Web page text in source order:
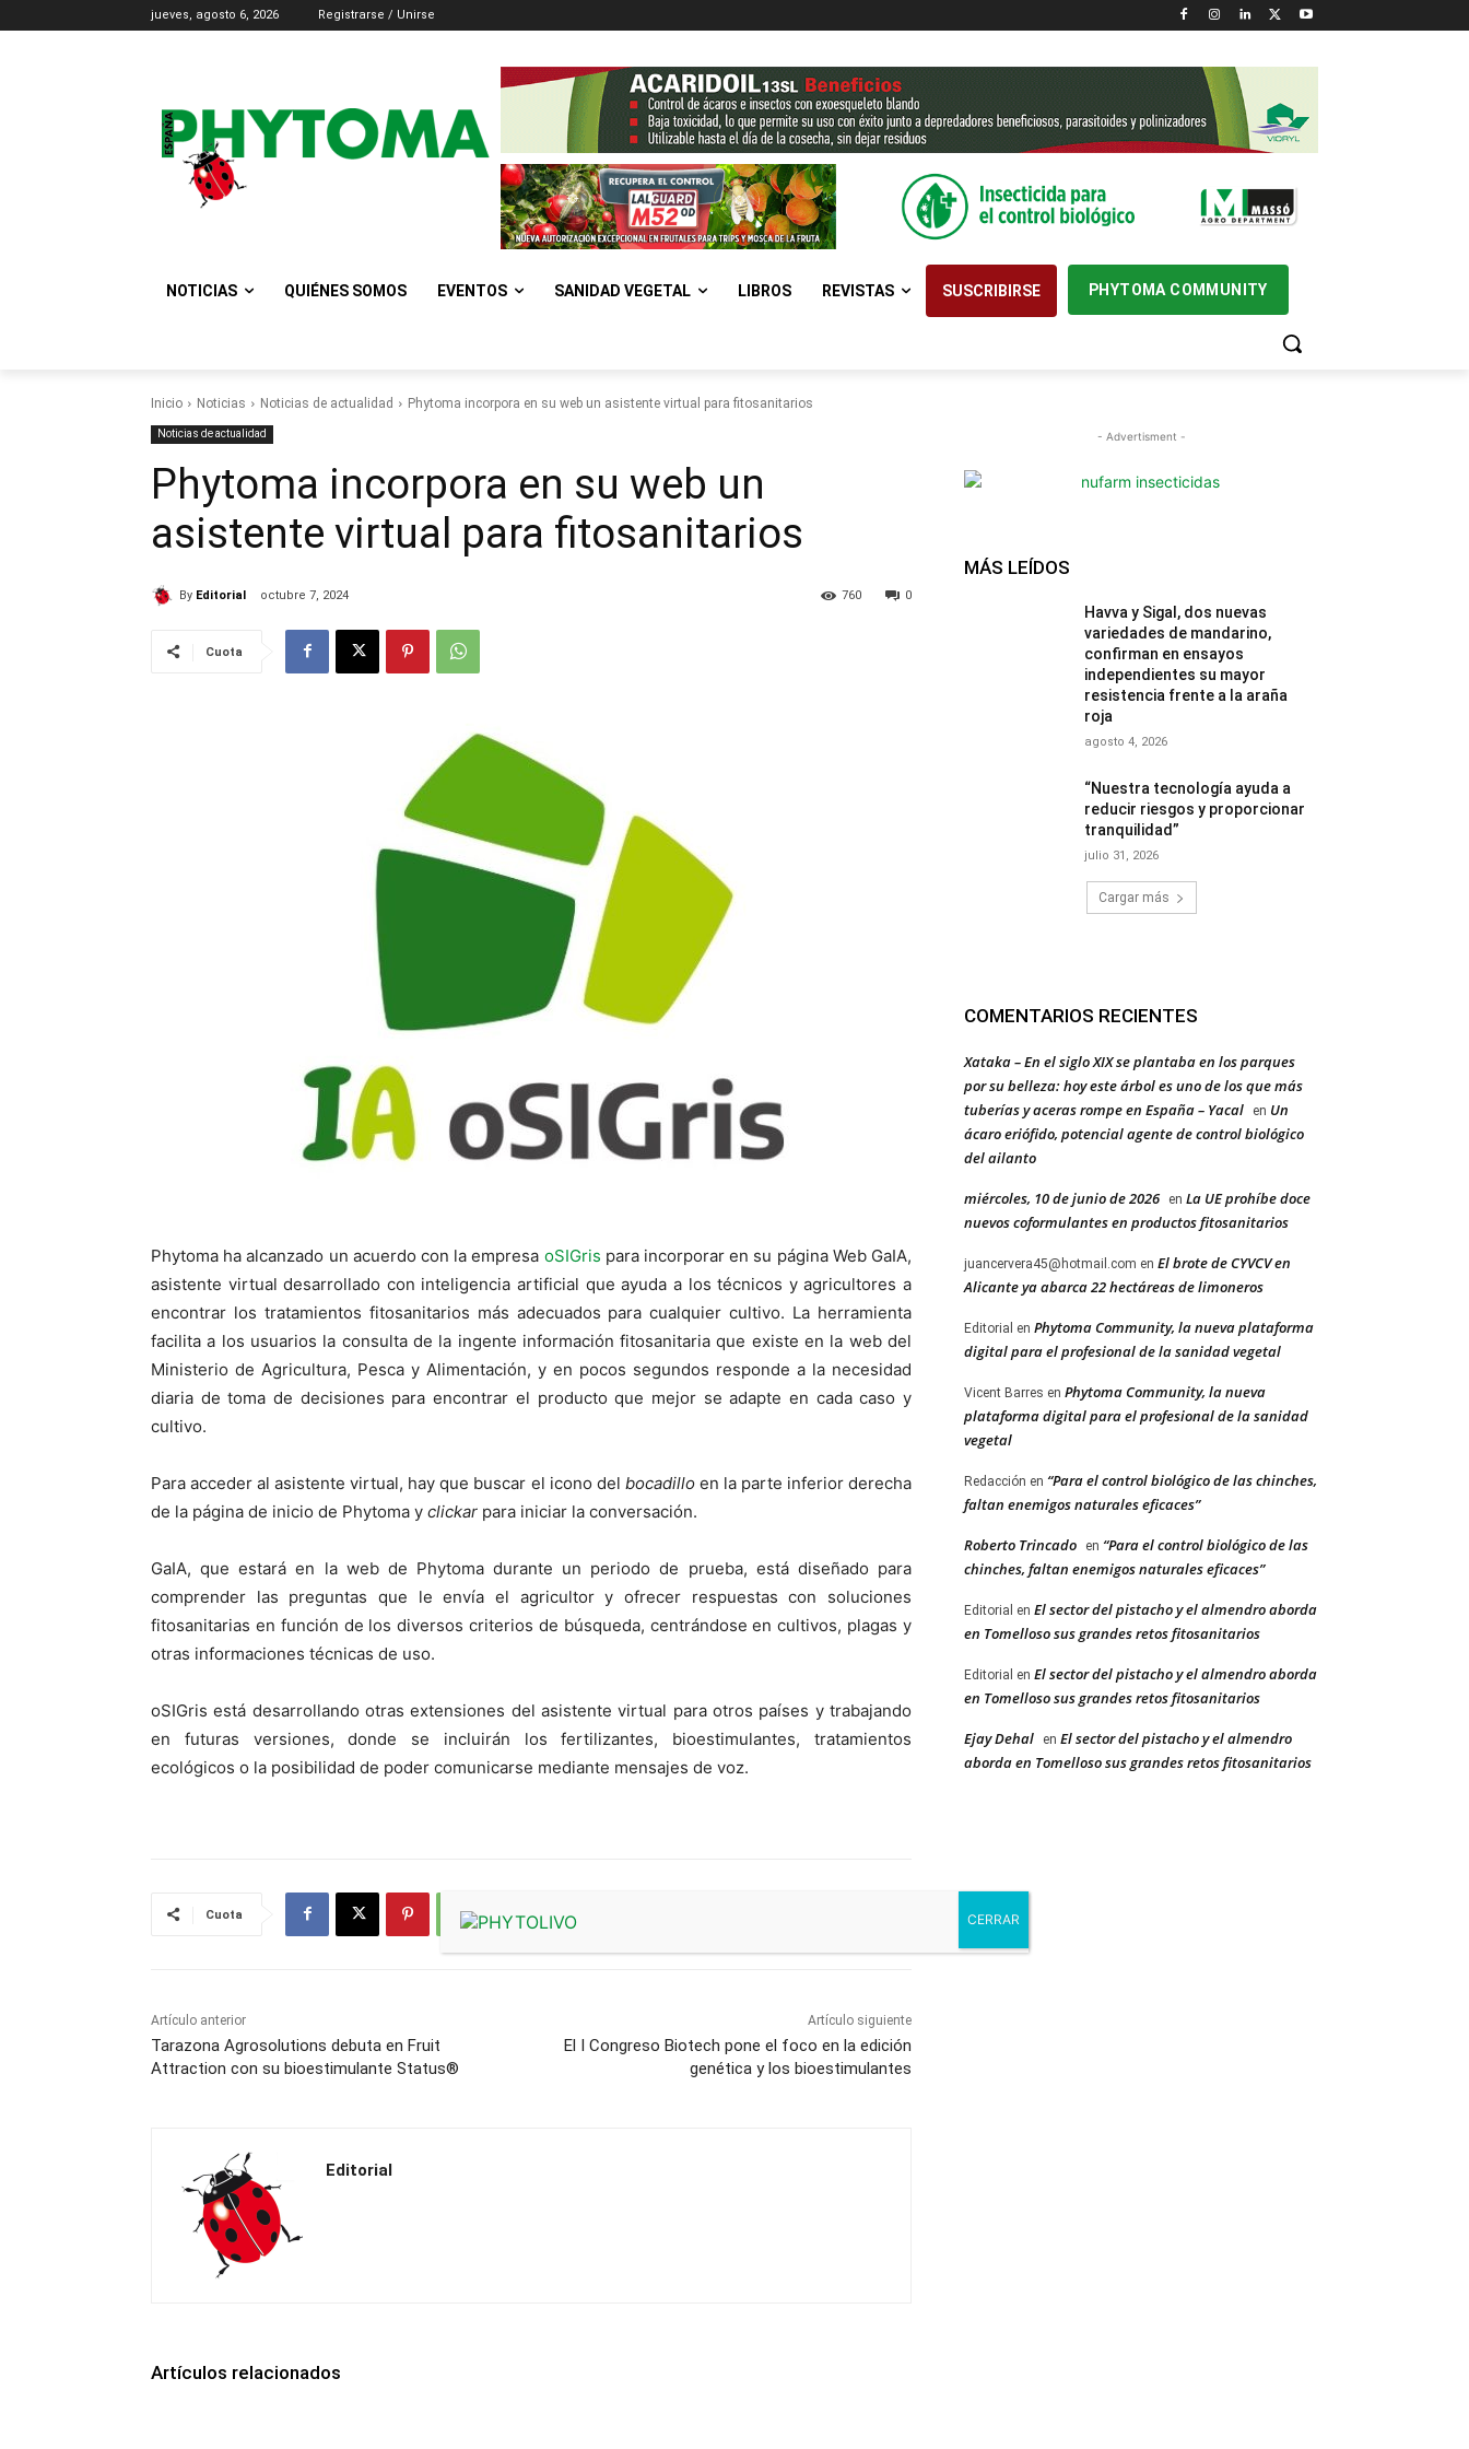
jueves, agosto 6, 2026 Registrarse / Unirse
NOTICIAS QUIÉNES SOMOS EVENTOS SANIDAD VEGETAL LIBROS REVISTAS SUSCRIBIRSE PHYTOMA COMMUNITY
Inicio Noticias Noticias de actualidad Phytoma incorpora en su web un asistente virtual para fitosanitarios
Noticias de actualidad
Phytoma incorpora en su web un
asistente virtual para fitosanitarios
By Editorial octubre 7, 2024 0
760
Cuota
Phytoma ha alcanzado un acuerdo con la empresa oSIGris para incorporar en su página Web GaIA,
asistente virtual desarrollado con inteligencia artificial que ayuda a los técnicos y agricultores a
encontrar los tratamientos fitosanitarios más adecuados para cualquier cultivo. La herramienta
facilita a los usuarios la consulta de la ingente información fitosanitaria que existe en la web del
Ministerio de Agricultura, Pesca y Alimentación, y en pocos segundos responde a la necesidad
diaria de toma de decisiones para encontrar el producto que mejor se adapte en cada caso y
cultivo.
Para acceder al asistente virtual, hay que buscar el icono del bocadilloen la parte inferior derecha
de la página de inicio de Phytoma y clickar para iniciar la conversación.
GaIA, que estará en la web de Phytoma durante un periodo de prueba, está diseñado para
comprender las preguntas que le envía el agricultor y ofrecer respuestas con soluciones
fitosanitarias en función de los diversos criterios de búsqueda, centrándose en cultivos, plagas y
otras informaciones técnicas de uso.
oSIGris está desarrollando otras extensiones del asistente virtual para otros países y trabajando
en futuras versiones, donde se incluirán los fertilizantes, bioestimulantes, tratamientos
ecológicos o la posibilidad de poder comunicarse mediante mensajes de voz.
Cuota
Artículo anterior
Tarazona Agrosolutions debuta en Fruit
Attraction con su bioestimulante Status®
Artículo siguiente
El I Congreso Biotech pone el foco en la edición
genética y los bioestimulantes
Editorial
Artículos relacionados
- Advertisment -
MÁS LEÍDOS
Havva y Sigal, dos nuevas
variedades de mandarino,
confirman en ensayos
independientes su mayor
resistencia frente a la araña
roja
agosto 4, 2026
“Nuestra tecnología ayuda a
reducir riesgos y proporcionar
tranquilidad”
julio 31, 2026
Cargar más
COMENTARIOS RECIENTES
Xataka – En el siglo XIX se plantaba en los parques
por su belleza: hoy este árbol es uno de los que más
tuberías y aceras rompe en España – Yacal
en Un
ácaro eriófido, potencial agente de control biológico
del ailanto
miércoles, 10 de junio de 2026 en La UE prohíbe doce
nuevos coformulantes en productos fitosanitarios
juancervera45@hotmail.com en El brote de CYVCV en
Alicante ya abarca 22 hectáreas de limoneros
Editorial en Phytoma Community, la nueva plataforma
digital para el profesional de la sanidad vegetal
Vicent Barres en Phytoma Community, la nueva
plataforma digital para el profesional de la sanidad
vegetal
Redacción en “Para el control biológico de las chinches,
faltan enemigos naturales eficaces”
Roberto Trincado en “Para el control biológico de las
chinches, faltan enemigos naturales eficaces”
Editorial en El sector del pistacho y el almendro aborda
en Tomelloso sus grandes retos fitosanitarios
Editorial en El sector del pistacho y el almendro aborda
en Tomelloso sus grandes retos fitosanitarios
Ejay Dehal en El sector del pistacho y el almendro
aborda en Tomelloso sus grandes retos fitosanitarios